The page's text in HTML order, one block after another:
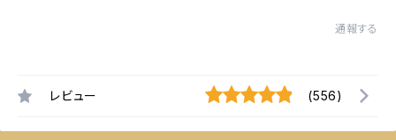
通報する
レビュー (556)